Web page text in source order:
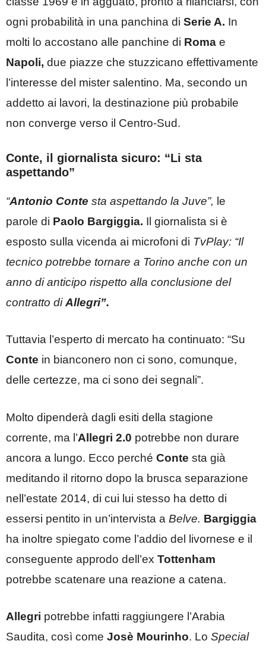
ogni probabilità in una panchina di Serie A. In
molti lo accostano alle panchine di Roma e
Napoli, due piazze che stuzzicano effettivamente
l’interesse del mister salentino. Ma, secondo un
addetto ai lavori, la destinazione più probabile
non converge verso il Centro-Sud.
Conte, il giornalista sicuro: “Li sta
aspettando”
“Antonio Conte sta aspettando la Juve”, le
parole di Paolo Bargiggia. Il giornalista si è
esposto sulla vicenda ai microfoni di TvPlay: “Il
tecnico potrebbe tornare a Torino anche con un
anno di anticipo rispetto alla conclusione del
contratto diAllegri”.
Tuttavia l’esperto di mercato ha continuato: “Su
Conte in bianconero non ci sono, comunque,
delle certezze, ma ci sono dei segnali”.
Molto dipenderà dagli esiti della stagione
corrente, ma l’Allegri 2.0 potrebbe non durare
ancora a lungo. Ecco perché Conte sta già
meditando il ritorno dopo la brusca separazione
nell’estate 2014, di cui lui stesso ha detto di
essersi pentito in un’intervista a Belve. Bargiggia
ha inoltre spiegato come l’addio del livornese e il
conseguente approdo dell’ex Tottenham
potrebbe scatenare una reazione a catena.
Allegri potrebbe infatti raggiungere l’Arabia
Saudita, così come Josè Mourinho. Lo Special